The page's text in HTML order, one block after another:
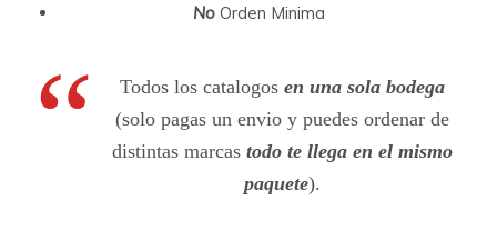
NoOrden Minima
Todos los catalogos en una sola bodega
(solo pagas un envio y puedes ordenar de
distintas marcastodo te llega en el mismo
paquete).